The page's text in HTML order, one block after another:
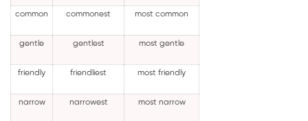
common commonest most common
gentle gentlest most gentle
friendly friendliest most friendly
narrow narrowest most narrow